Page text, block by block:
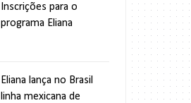
Inscrições para o
programa Eliana
Eliana lança no Brasil
linha mexicana de